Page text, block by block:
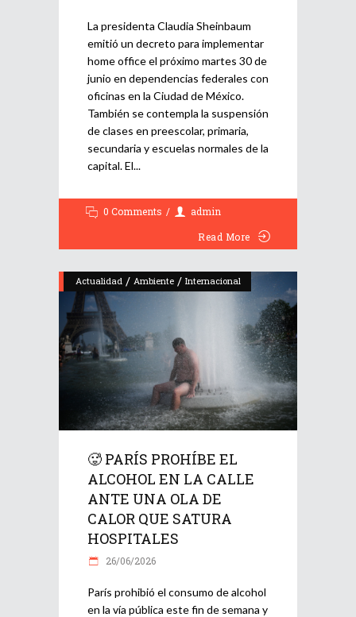
La presidenta Claudia Sheinbaum
emitió un decreto para implementar
home office el próximo martes 30 de
junio en dependencias federales con
oficinas en la Ciudad de México.
También se contempla la suspensión
de clases en preescolar, primaria,
secundaria y escuelas normales de la
capital. El
0 Comments
admin
Read More
Actualidad / Ambiente / Internacional
🥵 PARÍS PROHÍBE EL
ALCOHOL EN LA CALLE
ANTE UNA OLA DE
CALOR QUE SATURA
HOSPITALES
26/06/2026
París prohibió el consumo de alcohol
en la vía pública este fin de semana y